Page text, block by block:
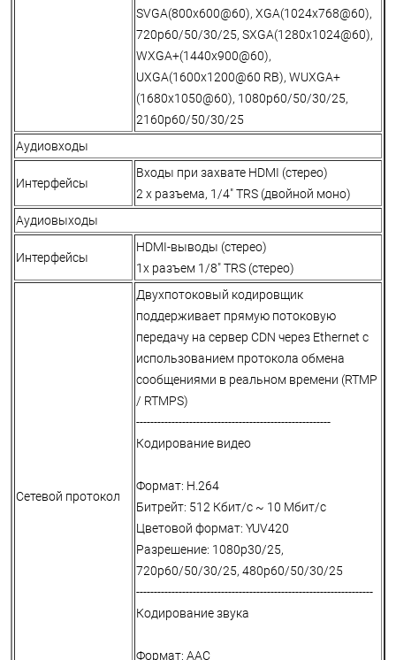
SVGA(800x600@60), XGA(1024x768@60),
720p60/50/30/25, SXGA(1280x1024@60),
WXGA+(1440x900@60),
UXGA(1600x1200@60 RB), WUXGA+
(1680x1050@60), 1080p60/50/30/25,
2160p60/50/30/25
Аудиовходы
Интерфейсы
Входы при захвате HDMI (стерео)
2 x разъема, 1/4" TRS (двойной моно)
Аудиовыходы
Интерфейсы
HDMI-выводы (стерео)
1x разъем 1/8" TRS (стерео)
Сетевой протокол
Двухпотоковый кодировщик
поддерживает прямую потоковую
передачу на сервер CDN через Ethernet с
использованием протокола обмена
сообщениями в реальном времени (RTMP
/ RTMPS)
-------------------------------------------------------
Кодирование видео
Формат: H.264
Битрейт: 512 Кбит/с ~ 10 Мбит/с
Цветовой формат: YUV420
Разрешение: 1080p30/25,
720p60/50/30/25, 480p60/50/30/25
-------------------------------------------------------------------
Кодирование звука
Формат: AAC